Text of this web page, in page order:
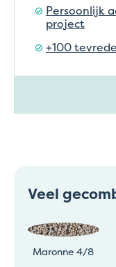
Persoonlijk
project
+100
Veel
Maronne 4/8